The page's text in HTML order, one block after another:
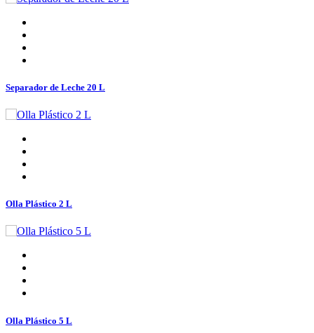
Separador de Leche 20 L
Olla Plástico 2 L
Olla Plástico 5 L